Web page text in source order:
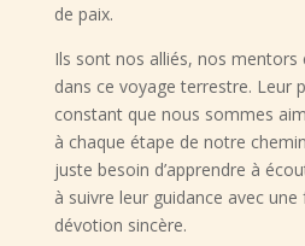
de paix.
Ils sont nos alliés, nos
dans ce voyage terrestre. Leur
constant que nous sommes
à chaque étape de notre
juste besoin d’apprendre à
à suivre leur guidance avec
dévotion sincère.